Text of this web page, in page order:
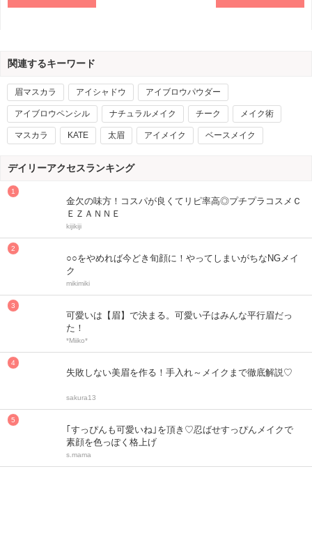
関連するキーワード
眉マスカラ アイシャドウ アイブロウパウダー
アイブロウペンシル ナチュラルメイク チーク メイク術
マスカラ KATE 太眉 アイメイク ベースメイク
デイリーアクセスランキング
金欠の味方！コスパが良くてリピ率高◎プチプラコスメＣ
ＥＺＡＮＮＥ
kijikiji
○○をやめれば今どき旬顔に！やってしまいがちなNGメイ
ク
mikimiki
可愛いは【眉】で決まる。可愛い子はみんな平行眉だっ
た！
*Miiko*
失敗しない美眉を作る！手入れ～メイクまで徹底解説♡
sakura13
｢すっぴんも可愛いね｣を頂き♡忍ばせすっぴんメイクで
素顔を色っぽく格上げ
s.mama